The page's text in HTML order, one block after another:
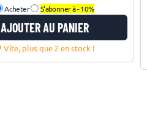
Acheter S'abonner à -10%
AJOUTER AU PANIER
Vite, plus que 2 en stock !